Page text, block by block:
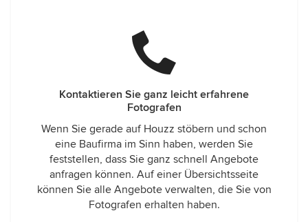
Kontaktieren Sie ganz leicht erfahrene
Fotografen
Wenn Sie gerade auf Houzz stöbern und schon
eine Baufirma im Sinn haben, werden Sie
feststellen, dass Sie ganz schnell Angebote
anfragen können. Auf einer Übersichtsseite
können Sie alle Angebote verwalten, die Sie von
Fotografen erhalten haben.